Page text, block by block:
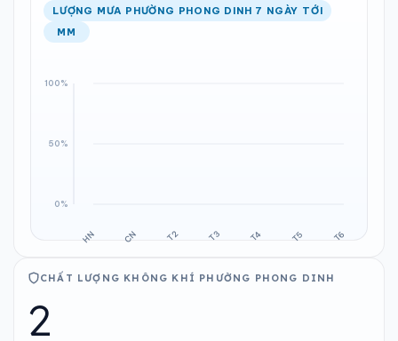
LƯỢNG MƯA PHƯỜNG PHONG DINH 7 NGÀY TỚI
MM
CHẤT LƯỢNG KHÔNG KHÍ PHƯỜNG PHONG DINH
2